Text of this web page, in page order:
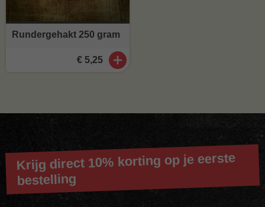
Rundergehakt 250 gram
€ 5,25
Krijg direct 10% korting op je eerste
bestelling